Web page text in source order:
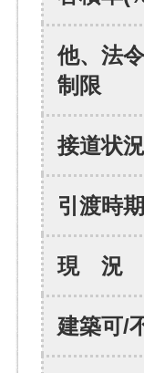
他、法
制限
接道状況
引渡時期
現 況
建築可/